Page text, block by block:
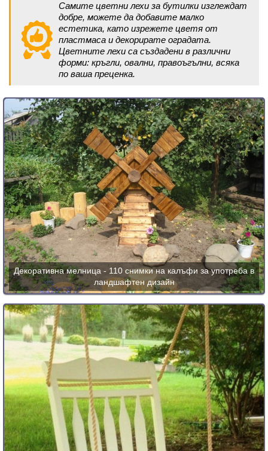
Самите цветни лехи за бутилки изглеждат
добре, можете да добавите малко
естетика, като изрежете цветя от
пластмаса и декорирате оградата.
Цветните лехи са създадени в различни
форми: кръгли, овални, правоъгълни, всяка
по ваша преценка.
Декоративна мелница - 110 снимки на калъфи за употреба в
ландшафтен дизайн